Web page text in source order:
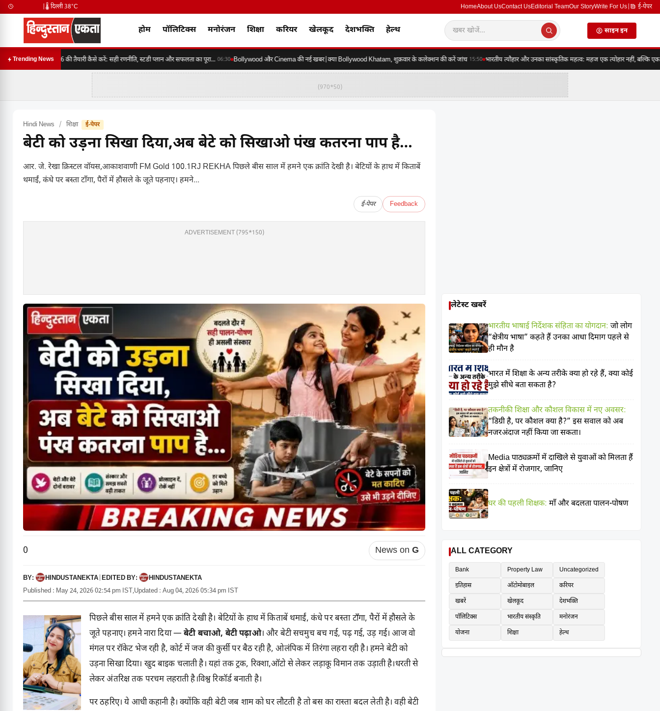
🌡️ दिल्ली 38°C HomeAbout UsContact UsEditorial TeamOur StoryWrite For Us ई-पेपर
होम पॉलिटिक्स मनोरंजन शिक्षा करियर खेलकूद देशभक्ति हेल्थ साइन इन
Trending News
SSC CGL 2026 की तैयारी कैसे करें: सही रणनीति, स्टडी प्लान और सफलता का पूरा... 06:30 Bollywood और Cinema की नई खबर|क्या Bollywood Khatam, शुक्रवार के कलेक्शन की करें जांच 15:50 भारतीय त्यौहार और उनका सांस्कृतिक महत्व: महज एक त्योहार नहीं, बल्कि एक
(970*50)
Hindi News / शिक्षा ई-पेपर
बेटी को उड़ना सिखा दिया,अब बेटे को सिखाओ पंख कतरना पाप है…
आर. जे. रेखा क्रिस्टल वॉयस,आकाशवाणी FM Gold 100.1RJ REKHA पिछले बीस साल में हमने एक क्रांति देखी है। बेटियों के हाथ में किताबें
थमाईं, कंधे पर बस्ता टाँगा, पैरों में हौसले के जूते पहनाए। हमने...
ई-पेपर Feedback
ADVERTISEMENT (795*150)
0 News onG
BY: HINDUSTANEKTA EDITED BY:
HINDUSTANEKTA
Published : May 24, 2026 02:54 pm IST,Updated : Aug 04, 2026 05:34 pm IST
पिछले बीस साल में हमने एक क्रांति देखी है। बेटियों के हाथ में किताबें थमाईं, कंधे पर बस्ता टाँगा, पैरों में हौसले के
जूते पहनाए। हमने नारा दिया —बेटी बचाओ, बेटी पढ़ाओ। और बेटी सचमुच बच गई, पढ़ गई, उड़ गई। आज वो
मंगल पर रॉकेट भेज रही है, कोर्ट में जज की कुर्सी पर बैठ रही है, ओलंपिक में तिरंगा लहरा रही है। हमने बेटी को
उड़ना सिखा दिया। खुद बाइक चलाती है। यहां तक ट्रक, रिक्शा,ऑटो से लेकर लड़ाकू विमान तक उड़ाती है।धरती से
लेकर अंतरिक्ष तक परचम लहराती है।विश्व रिकॉर्ड बनाती है।
पर ठहरिए। ये आधी कहानी है। क्योंकि वही बेटी जब शाम को घर लौटती है तो बस का रास्ता बदल लेती है। वही बेटी
लेटेस्ट खबरें
भारतीय भाषाई निर्देशक संहिता का योगदान: जो लोग
“क्षेत्रीय भाषा” कहते हैं उनका आधा दिमाग पहले से
ही मौन है
भारत में शिक्षा के अन्य तरीके क्या हो रहे हैं, क्या कोई
मुझे सीधे बता सकता है?
तकनीकी शिक्षा और कौशल विकास में नए अवसर:
“डिग्री है, पर कौशल क्या है?” इस सवाल को अब
नजरअंदाज नहीं किया जा सकता।
Media पाठ्यक्रमों में दाखिले से युवाओं को मिलता हैं
इन क्षेत्रों में रोजगार, जानिए
घर की पहली शिक्षक: माँ और बदलता पालन-पोषण
ALL CATEGORY
Bank Property Law
Uncategorized
इतिहास
ऑटोमोबाइल
करियर
खबरें
खेलकूद
देशभक्ति
पॉलिटिक्स
भारतीय संस्कृति
मनोरंजन
योजना
शिक्षा हेल्थ